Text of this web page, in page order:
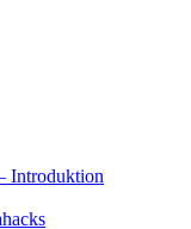
Introduktion